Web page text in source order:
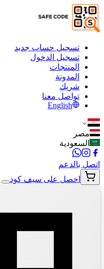
تسجيل حساب جديد
تسجيل الدخول
المنتجات
المدونة
شريك
تواصل معنا
English
مصر
السعودية
اتصل بالدعم
احصل على سيف كود